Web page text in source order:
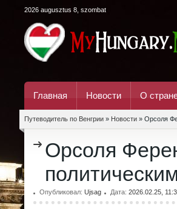
2026 augusztus 8, szombat
Главная Новости О
Путеводитель по Венгрии » Новости » Орсоля
Орсоля
Опубликовал: Ujsag Дата: 2026.02.25,